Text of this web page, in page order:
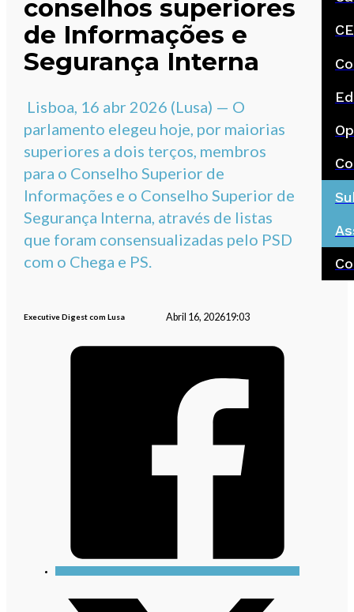
conselhos superiores
de Informações e
Segurança Interna
Lisboa, 16 abr 2026 (Lusa) — O
parlamento elegeu hoje, por maiorias
superiores a dois terços, membros
para o Conselho Superior de
Informações e o Conselho Superior de
Segurança Interna, através de listas
que foram consensualizadas pelo PSD
com o Chega e PS.
Executive Digest com Lusa Abril 16, 202619:03